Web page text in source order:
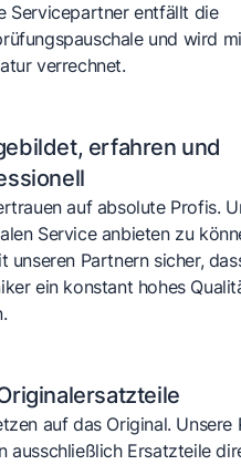
Servicepartner entfällt die
und wird
verrechnet.
erfahren und
auf absolute Profis.
Service anbieten zu
unseren Partnern sicher,
ein konstant hohes
auf das Original. Unsere
ausschließlich Ersatzteile